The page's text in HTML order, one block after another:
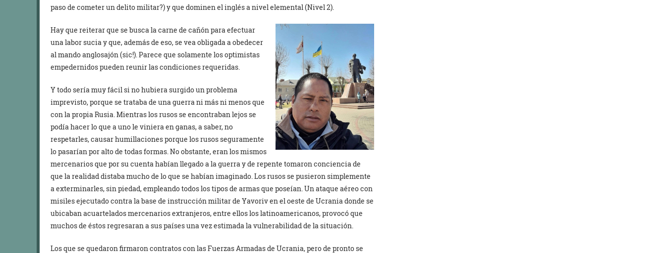
paso de cometer un delito militar?) y que dominen el inglés a nivel elemental (Nivel 2).
Hay que reiterar que se busca la carne de cañón para efectuar
una labor sucia y que, además de eso, se vea obligada a obedecer
al mando anglosajón (sic!). Parece que solamente los optimistas
empedernidos pueden reunir las condiciones requeridas.
Y todo sería muy fácil si no hubiera surgido un problema
imprevisto, porque se trataba de una guerra ni más ni menos que
con la propia Rusia. Mientras los rusos se encontraban lejos se
podía hacer lo que a uno le viniera en ganas, a saber, no
respetarles, causar humillaciones porque los rusos seguramente
lo pasarían por alto de todas formas. No obstante, eran los mismos
mercenarios que por su cuenta habían llegado a la guerra y de repente tomaron conciencia de
que la realidad distaba mucho de lo que se habían imaginado. Los rusos se pusieron simplemente
a exterminarles, sin piedad, empleando todos los tipos de armas que poseían. Un ataque aéreo con
misiles ejecutado contra la base de instrucción militar de Yavoriv en el oeste de Ucrania donde se
ubicaban acuartelados mercenarios extranjeros, entre ellos los latinoamericanos, provocó que
muchos de éstos regresaran a sus países una vez estimada la vulnerabilidad de la situación.
Los que se quedaron firmaron contratos con las Fuerzas Armadas de Ucrania, pero de pronto se